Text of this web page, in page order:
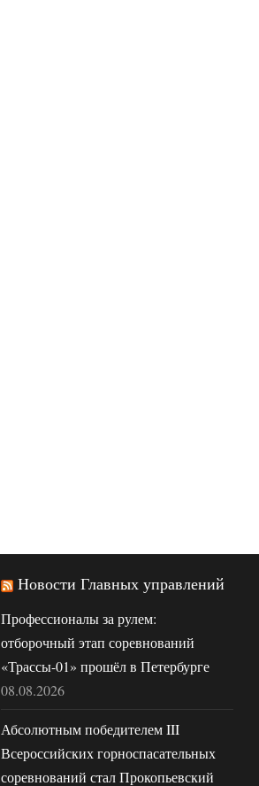
Новости Главных управлений
Профессионалы за рулем:
отборочный этап соревнований
«Трассы-01» прошёл в Петербурге
08.08.2026
Абсолютным победителем III
Всероссийских горноспасательных
соревнований стал Прокопьевский